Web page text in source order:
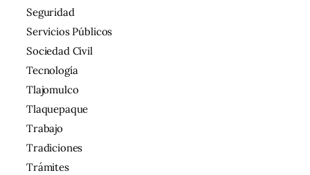
Seguridad
Servicios Públicos
Sociedad Civil
Tecnología
Tlajomulco
Tlaquepaque
Trabajo
Tradiciones
Trámites